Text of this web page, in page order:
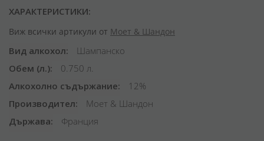
ХАРАКТЕРИСТИКИ:
Виж всички артикули от Моет & Шандон
Вид алкохол
Шампанско
Обем (л.)
0.750 л.
Алкохолно съдържание
12%
Производител
Моет & Шандон
Държава
Франция